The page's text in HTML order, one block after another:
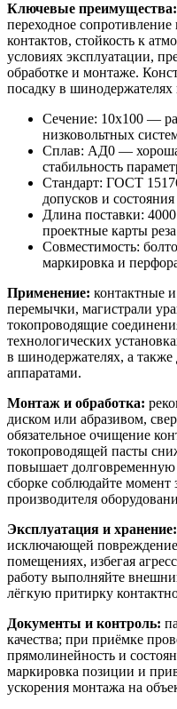
Ключевые преимущества:
переходное
контактов, стойкость к
условиях эксплуатации,
обработке и монтаже.
посадку в
Сечение: 10х100 —
низковольтных
Сплав: АД0 —
стабильность
Стандарт: ГОСТ
допусков и
Длина поставки:
проектные карты
Совместимость:
маркировка и
Применение: контактные
перемычки, магистрали
токопроводящие
технологических
в шинодержателях, а
аппаратами.
Монтаж и обработка:
диском или абразивом,
обязательное очищение
токопроводящей пасты
повышает
сборке соблюдайте момент
производителя
Эксплуатация и хранение:
исключающей
помещениях, избегая
работу выполняйте
лёгкую притирку
Документы и контроль:
качества; при приёмке
прямолинейность и
маркировка позиции и
ускорения монтажа на